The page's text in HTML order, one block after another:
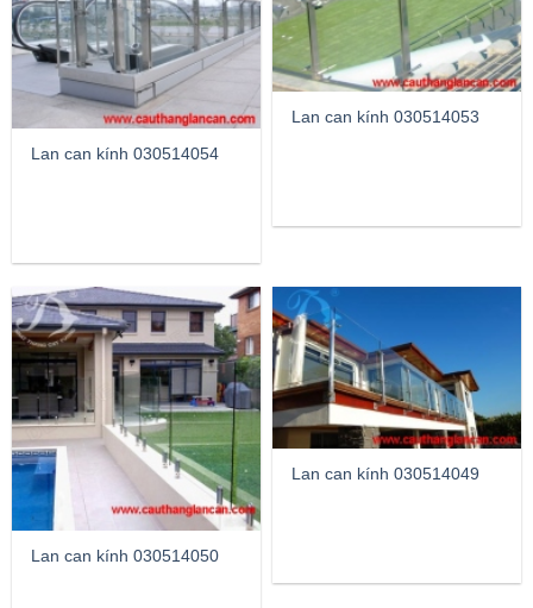
Lan can kính 030514054
Lan can kính 030514053
Lan can kính 030514050
Lan can kính 030514049